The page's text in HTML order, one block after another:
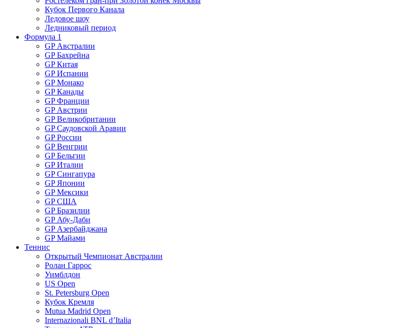
Кубок Первого Канала
Ледовое шоу
Ледниковый период
Формула 1
GP Австралии
GP Бахрейна
GP Китая
GP Испании
GP Монако
GP Канады
GP Франции
GP Австрии
GP Великобритании
GP Саудовской Аравии
GP России
GP Венгрии
GP Бельгии
GP Италии
GP Сингапура
GP Японии
GP Мексики
GP США
GP Бразилии
GP Абу-Даби
GP Азербайджана
GP Майами
Теннис
Открытый Чемпионат Австралии
Ролан Гаррос
Уимблдон
US Open
St. Petersburg Open
Кубок Кремля
Mutua Madrid Open
Internazionali BNL d’Italia